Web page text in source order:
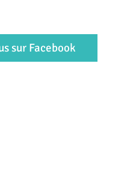
sur Facebook